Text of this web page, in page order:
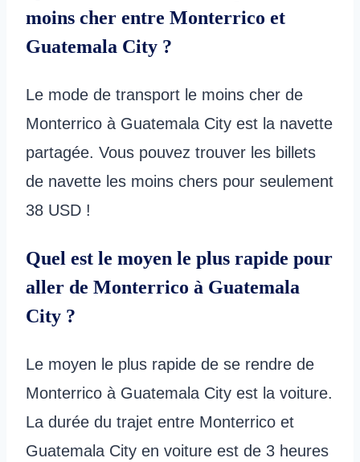
moins cher entre Monterrico et
Guatemala City ?
Le mode de transport le moins cher de
Monterrico à Guatemala City est la navette
partagée. Vous pouvez trouver les billets
de navette les moins chers pour seulement
38 USD !
Quel est le moyen le plus rapide pour
aller de Monterrico à Guatemala
City ?
Le moyen le plus rapide de se rendre de
Monterrico à Guatemala City est la voiture.
La durée du trajet entre Monterrico et
Guatemala City en voiture est de 3 heures